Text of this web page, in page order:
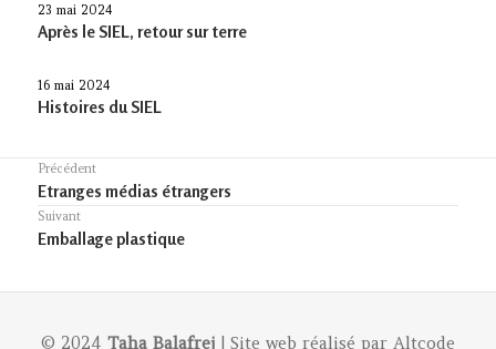
23 mai 2024
Après le SIEL, retour sur terre
16 mai 2024
Histoires du SIEL
Navigation
de
l’article
Précédent
Previous
post:
Etranges médias étrangers
Suivant
Article
Emballage plastique
© 2024 Taha Balafrej | Site web réalisé par Altcode